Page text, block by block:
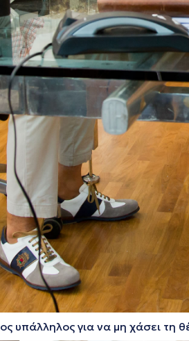
υπάλληλος για να μη χάσει τη